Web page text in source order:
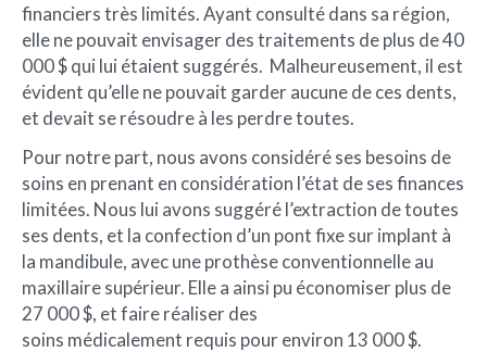
financiers très limités. Ayant consulté dans sa région,
elle ne pouvait envisager des traitements de plus de 40
000 $ qui lui étaient suggérés. Malheureusement, il est
évident qu’elle ne pouvait garder aucune de ces dents,
et devait se résoudre à les perdre toutes.
Pour notre part, nous avons considéré ses besoins de
soins en prenant en considération l’état de ses finances
limitées. Nous lui avons suggéré l’extraction de toutes
ses dents, et la confection d’un pont fixe sur implant à
la mandibule, avec une prothèse conventionnelle au
maxillaire supérieur. Elle a ainsi pu économiser plus de
27 000 $, et faire réaliser des
soins médicalement requis pour environ 13 000 $.